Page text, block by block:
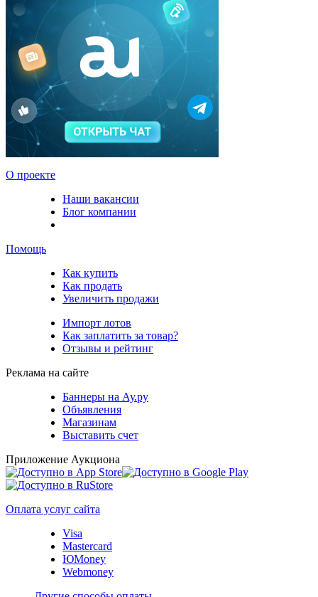
О проекте
Наши вакансии
Блог компании
Помощь
Как купить
Как продать
Увеличить продажи
Импорт лотов
Как заплатить за товар?
Отзывы и рейтинг
Реклама на сайте
Баннеры на Ау.ру
Объявления
Магазинам
Выставить счет
Приложение Аукциона
Оплата услуг сайта
Visa
Mastercard
ЮMoney
Webmoney